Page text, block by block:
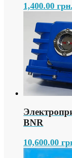
1,400.00 грн.
BNR
10,600.00